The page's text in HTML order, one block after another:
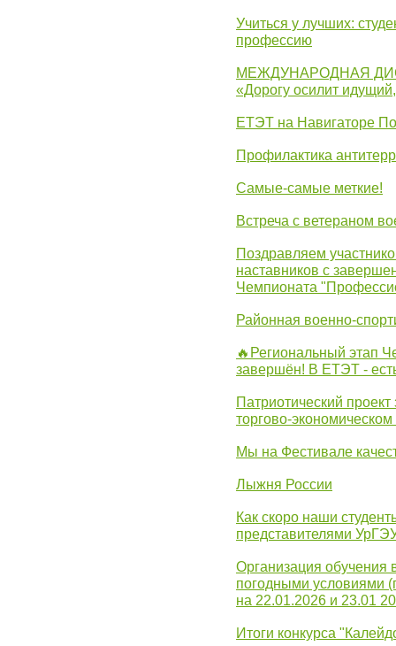
Учиться у лучших:
профессию
МЕЖДУНАРОДНАЯ
«Дорогу осилит
ЕТЭТ на Навигаторе
Профилактика
Самые-самые меткие!
Встреча с ветераном
Поздравляем
наставников с
Чемпионата
Районная военно-
🔥Региональный этап
завершён! В ЕТЭТ -
Патриотический
торгово-
Мы на Фестивале
Лыжня России
Как скоро наши
представителями
Организация обучения
погодными условиями
на 22.01.2026 и 23.01
Итоги конкурса